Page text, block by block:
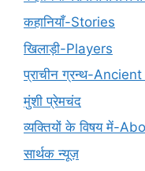
कहानियाँ-Stories
खिलाड़ी-Players
प्राचीन ग्रन्थ-
मुंशी प्रेमचंद
व्यक्तियों के विषय में-
सार्थक न्यूज़